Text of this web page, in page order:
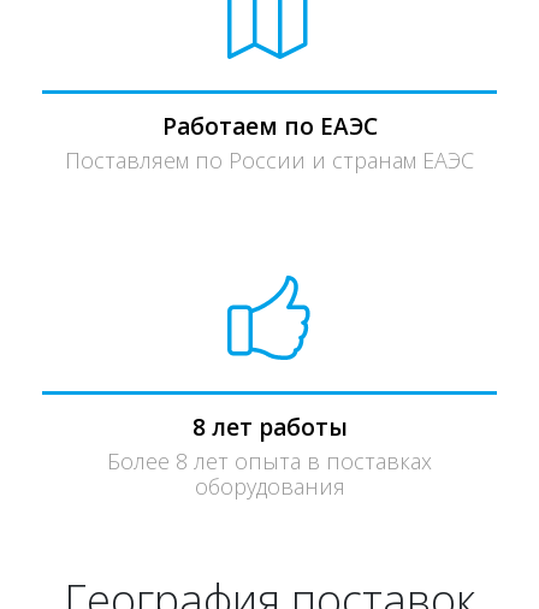
Работаем по ЕАЭС
Поставляем по России и странам ЕАЭС
8 лет работы
Более 8 лет опыта в поставках
оборудования